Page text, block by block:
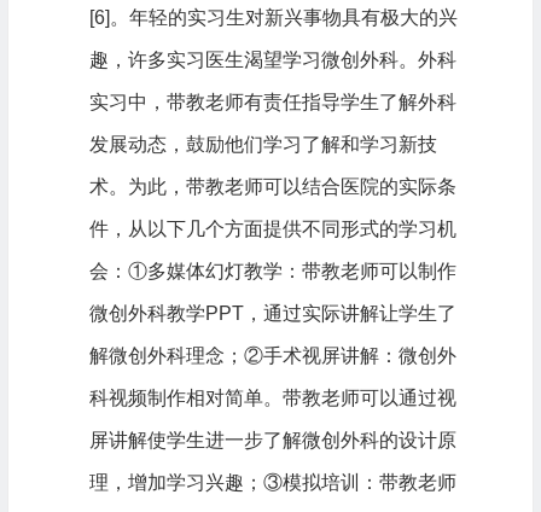
[6]。年轻的实习生对新兴事物具有极大的兴
趣，许多实习医生渴望学习微创外科。外科
实习中，带教老师有责任指导学生了解外科
发展动态，鼓励他们学习了解和学习新技
术。为此，带教老师可以结合医院的实际条
件，从以下几个方面提供不同形式的学习机
会：①多媒体幻灯教学：带教老师可以制作
微创外科教学PPT，通过实际讲解让学生了
解微创外科理念；②手术视屏讲解：微创外
科视频制作相对简单。带教老师可以通过视
屏讲解使学生进一步了解微创外科的设计原
理，增加学习兴趣；③模拟培训：带教老师